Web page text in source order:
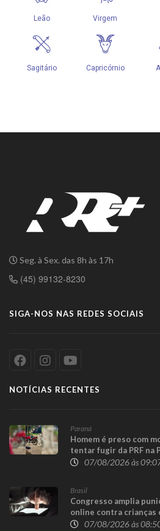
Seg. à Sex. das 8h às 17h
(45) 99132-8230
SIGA-NOS NAS REDES SOCIAIS
NOTÍCIAS RECENTES
Paraná
Homem é preso com
tentar fugir da PRF na
07/08/2026 às
Brasil
Congresso amplia
online contra crianças
07/08/2026 às